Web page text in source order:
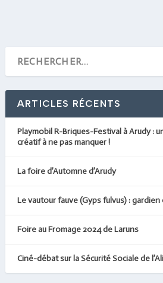
ARTICLES RÉCENTS
Playmobil R-Briques-Festival à Arudy :
créatif à ne pas manquer !
La foire d’Automne d’Arudy
Le vautour fauve (Gyps fulvus) :
Foire au Fromage 2024 de Laruns
Ciné-débat sur la Sécurité Sociale de